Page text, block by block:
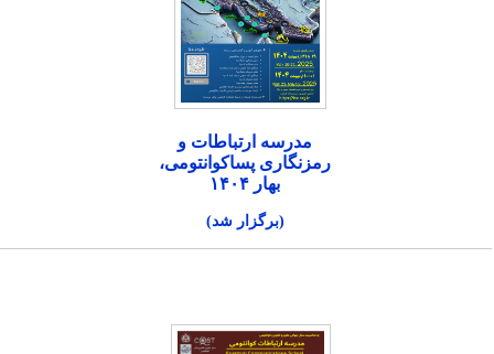
مدرسه ارتباطات و
رمزنگاری پساکوانتومی،
بهار ۱۴۰۴
(برگزار شد)